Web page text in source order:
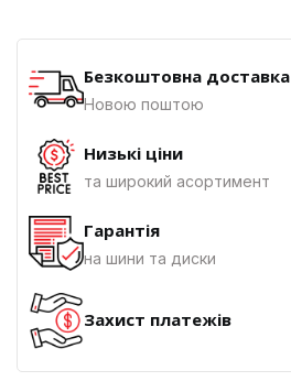
Безкоштовна доставка
Новою поштою
Низькі ціни
та широкий асортимент
Гарантія
на шини та диски
Захист платежів